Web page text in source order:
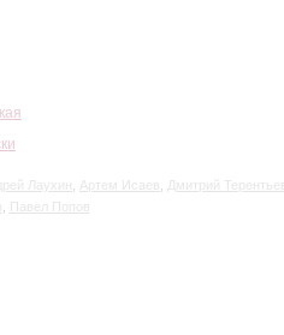
Лаухин Артем Исаев Дмитрий Терентьев
Павел Попов